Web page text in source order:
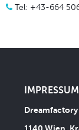
Tel: +43-664